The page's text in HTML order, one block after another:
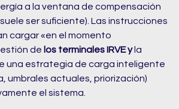
a la ventana de compensación
suele ser suficiente). Las instrucciones
cargar «en el momento
de los terminales IRVEyla
una estrategia de carga inteligente
umbrales actuales, priorización)
el sistema.